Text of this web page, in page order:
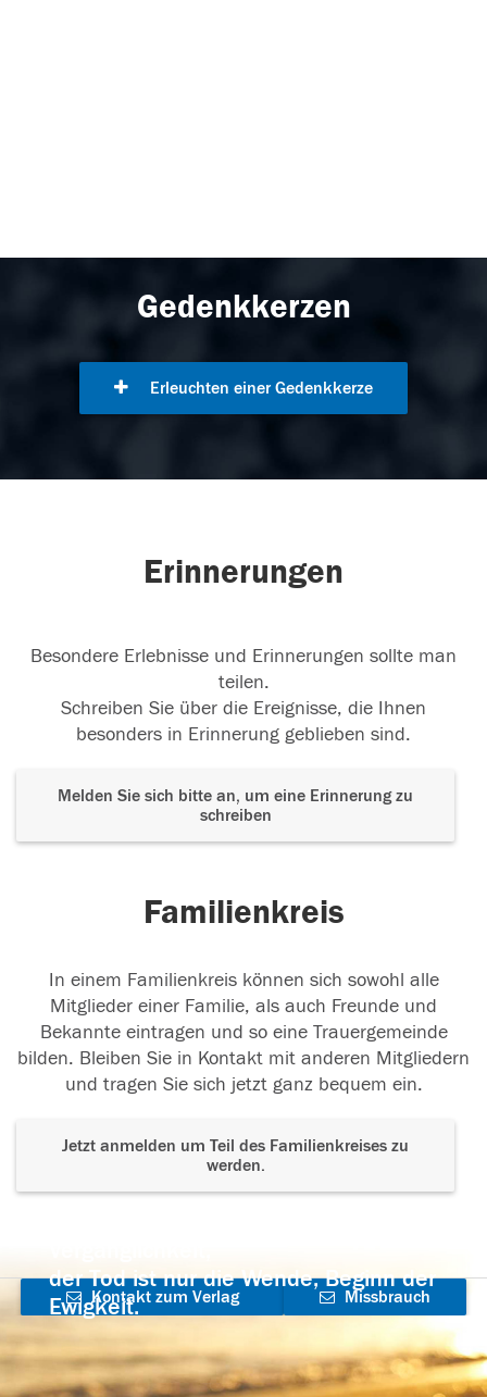
Gedenkkerzen
Erleuchten einer Gedenkkerze
Erinnerungen
Besondere Erlebnisse und Erinnerungen sollte man
teilen.
Schreiben Sie über die Ereignisse, die Ihnen
besonders in Erinnerung geblieben sind.
Melden Sie sich bitte an, um eine Erinnerung zu
schreiben
Familienkreis
In einem Familienkreis können sich sowohl alle
Mitglieder einer Familie, als auch Freunde und
Bekannte eintragen und so eine Trauergemeinde
bilden. Bleiben Sie in Kontakt mit anderen Mitgliedern
und tragen Sie sich jetzt ganz bequem ein.
Jetzt anmelden um Teil des Familienkreises zu
werden.
der Tod ist nur die Wende, Beginn der
Ewigkeit.
Kontakt zum Verlag
aufnehmen
Missbrauch